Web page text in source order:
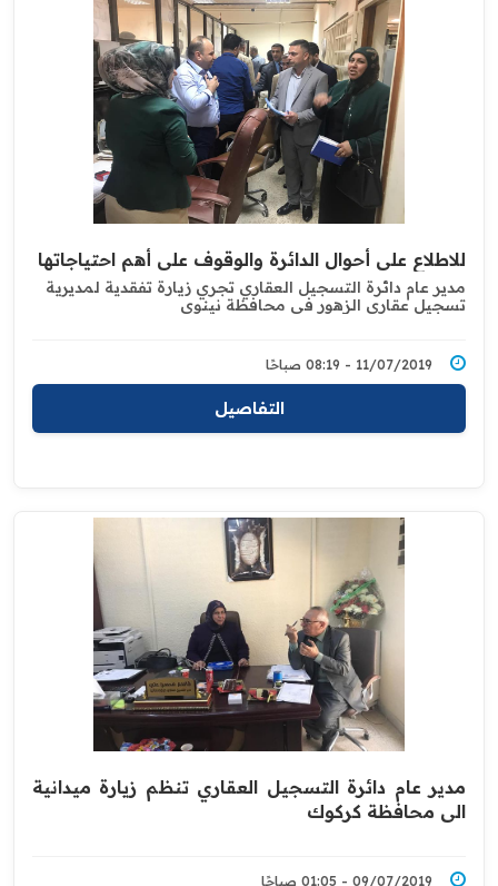
للاطلاع على أحوال الدائرة والوقوف على أهم احتياجاتها
مدير عام دائرة التسجيل العقاري تجري زيارة تفقدية لمديرية
تسجيل عقاري الزهور في محافظة نينوى
11/07/2019 - 08:19 صباحًا
التفاصيل
مدير عام دائرة التسجيل العقاري تنظم زيارة ميدانية
الى محافظة ‏كركوك
09/07/2019 - 01:05 صباحًا